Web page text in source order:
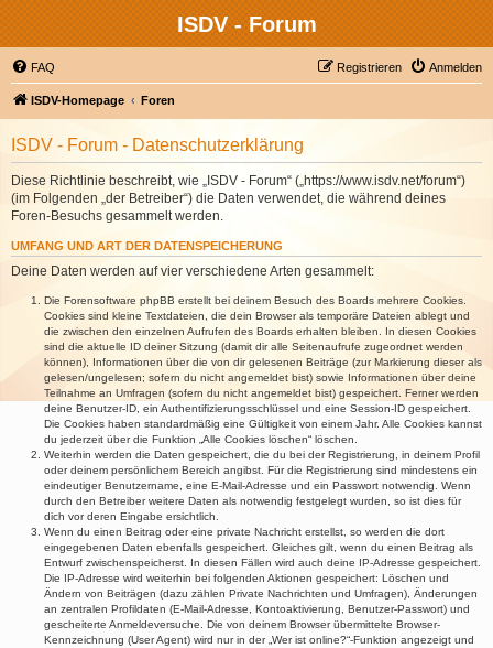
ISDV - Forum
FAQ Anmelden
Registrieren
ISDV-Homepage Foren
ISDV - Forum - Datenschutzerklärung
Diese Richtlinie beschreibt, wie „ISDV - Forum“ („https://www.isdv.net/forum“)
(im Folgenden „der Betreiber“) die Daten verwendet, die während deines
Foren-Besuchs gesammelt werden.
UMFANG UND ART DER DATENSPEICHERUNG
Deine Daten werden auf vier verschiedene Arten gesammelt:
Die Forensoftware phpBB erstellt bei deinem Besuch des Boards mehrere Cookies.
Cookies sind kleine Textdateien, die dein Browser als temporäre Dateien ablegt und
die zwischen den einzelnen Aufrufen des Boards erhalten bleiben. In diesen Cookies
sind die aktuelle ID deiner Sitzung (damit dir alle Seitenaufrufe zugeordnet werden
können), Informationen über die von dir gelesenen Beiträge (zur Markierung dieser als
gelesen/ungelesen; sofern du nicht angemeldet bist) sowie Informationen über deine
Teilnahme an Umfragen (sofern du nicht angemeldet bist) gespeichert. Ferner werden
deine Benutzer-ID, ein Authentifizierungsschlüssel und eine Session-ID gespeichert.
Die Cookies haben standardmäßig eine Gültigkeit von einem Jahr. Alle Cookies kannst
du jederzeit über die Funktion „Alle Cookies löschen“ löschen.
Weiterhin werden die Daten gespeichert, die du bei der Registrierung, in deinem Profil
oder deinem persönlichem Bereich angibst. Für die Registrierung sind mindestens ein
eindeutiger Benutzername, eine E-Mail-Adresse und ein Passwort notwendig. Wenn
durch den Betreiber weitere Daten als notwendig festgelegt wurden, so ist dies für
dich vor deren Eingabe ersichtlich.
Wenn du einen Beitrag oder eine private Nachricht erstellst, so werden die dort
eingegebenen Daten ebenfalls gespeichert. Gleiches gilt, wenn du einen Beitrag als
Entwurf zwischenspeicherst. In diesen Fällen wird auch deine IP-Adresse gespeichert.
Die IP-Adresse wird weiterhin bei folgenden Aktionen gespeichert: Löschen und
Ändern von Beiträgen (dazu zählen Private Nachrichten und Umfragen), Änderungen
an zentralen Profildaten (E-Mail-Adresse, Kontoaktivierung, Benutzer-Passwort) und
gescheiterte Anmeldeversuche. Die von deinem Browser übermittelte Browser-
Kennzeichnung (User Agent) wird nur in der „Wer ist online?“-Funktion angezeigt und